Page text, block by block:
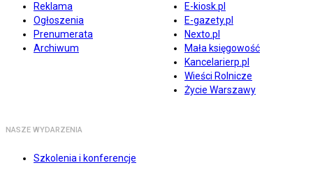
Reklama
Ogłoszenia
Prenumerata
Archiwum
E-kiosk.pl
E-gazety.pl
Nexto.pl
Mała księgowość
Kancelarierp.pl
Wieści Rolnicze
Życie Warszawy
NASZE WYDARZENIA
Szkolenia i konferencje